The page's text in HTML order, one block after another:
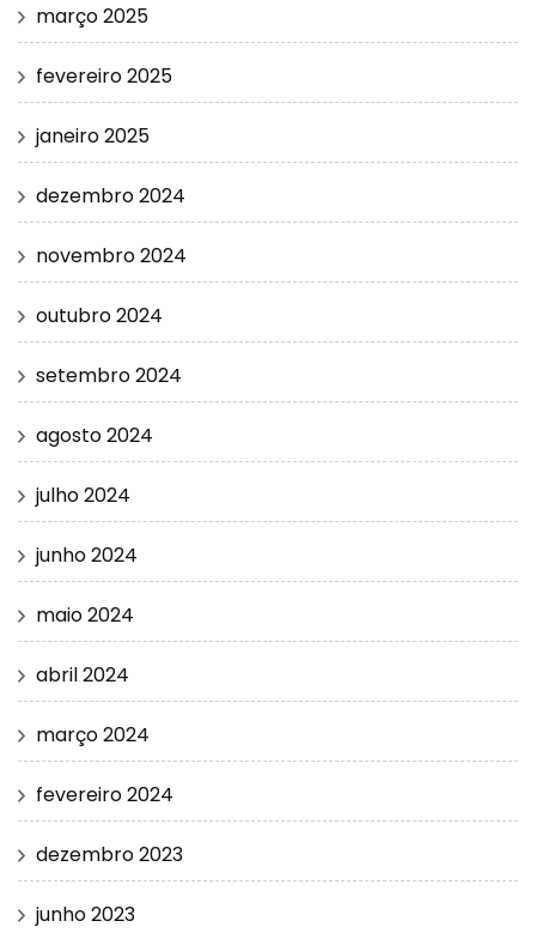
março 2025
fevereiro 2025
janeiro 2025
dezembro 2024
novembro 2024
outubro 2024
setembro 2024
agosto 2024
julho 2024
junho 2024
maio 2024
abril 2024
março 2024
fevereiro 2024
dezembro 2023
junho 2023